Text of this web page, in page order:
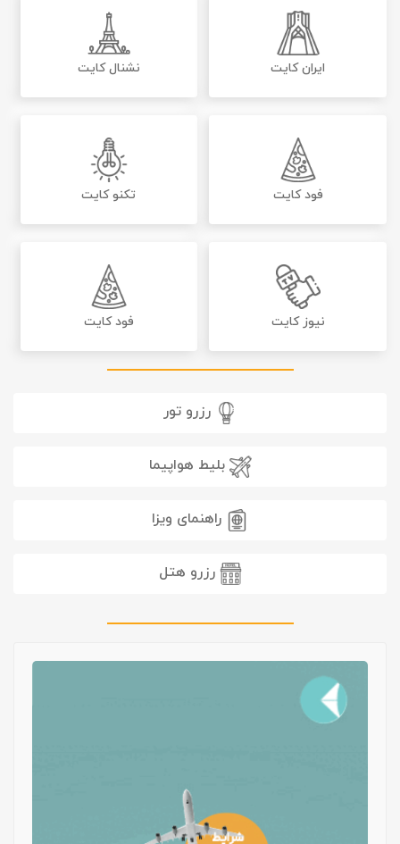
ایران کایت نشنال کایت
فود کایت تکنو کایت
نیوز کایت فود کایت
رزرو تور
بلیط هواپیما
راهنمای ویزا
رزرو هتل